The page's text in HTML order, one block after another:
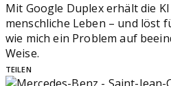
Mit Google Duplex erhält die
menschliche Leben – und löst
wie mich ein Problem auf
Weise.
TEILEN